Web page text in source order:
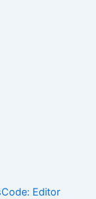
Editor